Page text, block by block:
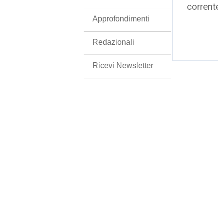
Approfondimenti
Redazionali
Ricevi Newsletter